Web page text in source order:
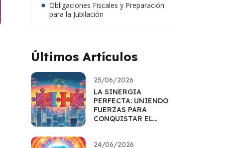
Obligaciones Fiscales y Preparación
para la Jubilación
Últimos Artículos
25/06/2026
LA SINERGIA
PERFECTA: UNIENDO
FUERZAS PARA
CONQUISTAR EL
24/06/2026